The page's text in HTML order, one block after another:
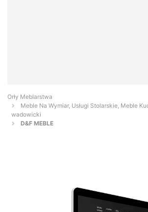
Orły Meblarstwa
Meble Na Wymiar, Usługi Stolarskie, Meble
wadowicki
D&F MEBLE